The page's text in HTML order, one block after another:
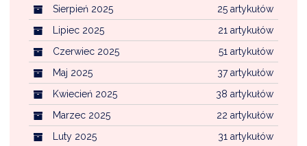
25 artykułów
Sierpień 2025
21 artykułów
Lipiec 2025
51 artykułów
Czerwiec 2025
37 artykułów
Maj 2025
38 artykułów
Kwiecień 2025
22 artykułów
Marzec 2025
31 artykułów
Luty 2025